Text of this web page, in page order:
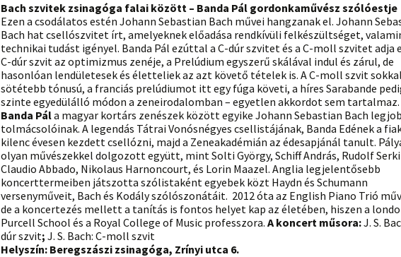
Bach szvitek zsinagóga falai között – Banda Pál gordonkaművész szólóestje
Ezen a csodálatos estén Johann Sebastian Bach művei hangzanak el. Johann
Bach hat csellószvitet írt, amelyeknek előadása rendkívüli felkészültséget,
technikai tudást igényel. Banda Pál ezúttal a C-dúr szvitet és a C-moll szvitet adja
C-dúr szvit az optimizmus zenéje, a Prelúdium egyszerű skálával indul és zárul, de
hasonlóan lendületesek és életteliek az azt követő tételek is. A C-moll szvit sokkal
sötétebb tónusú, a franciás prelúdiumot itt egy fúga követi, a híres Sarabande
szinte egyedülálló módon a zeneirodalomban – egyetlen akkordot sem tartalmaz.
Banda Pála magyar kortárs zenészek között egyike Johann Sebastian Bach
tolmácsolóinak. A legendás Tátrai Vonósnégyes csellistájának, Banda Edének a
kilenc évesen kezdett csellózni, majd a Zeneakadémián az édesapjánál tanult.
olyan művészekkel dolgozott együtt, mint Solti György, Schiff András, Rudolf
Claudio Abbado, Nikolaus Harnoncourt, és Lorin Maazel. Anglia legjelentősebb
koncerttermeiben játszotta szólistaként egyebek közt Haydn és Schumann
versenyműveit, Bach és Kodály szólószonátáit. 2012 óta az English Piano Trió
de a koncertezés mellett a tanítás is fontos helyet kap az életében, hiszen a
Purcell School és a Royal College of Music professzora. A koncert műsora:J. S.
dúr szvit; J. S. Bach: C-moll szvit
Helyszín: Beregszászi zsinagóga, Zrínyi utca 6.